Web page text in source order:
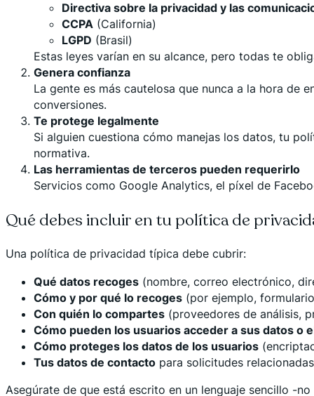
Directiva sobre la privacidad y las
CCPA (California)
LGPD (Brasil)
Estas leyes varían en su alcance, pero todas te
Genera confianza
La gente es más cautelosa que nunca a la hora de
conversiones.
Te protege legalmente
Si alguien cuestiona cómo manejas los datos, tu
normativa.
Las herramientas de terceros pueden requerirlo
Servicios como Google Analytics, el píxel de
Qué debes incluir en tu política de
Una política de privacidad típica debe cubrir:
Qué datos recoges (nombre, correo electrónico,
Cómo y por qué lo recoges (por ejemplo,
Con quién lo compartes (proveedores de análisis,
Cómo pueden los usuarios acceder a sus datos o
Cómo proteges los datos de los usuarios
Tus datos de contacto para solicitudes
Asegúrate de que está escrito en un lenguaje sencillo -